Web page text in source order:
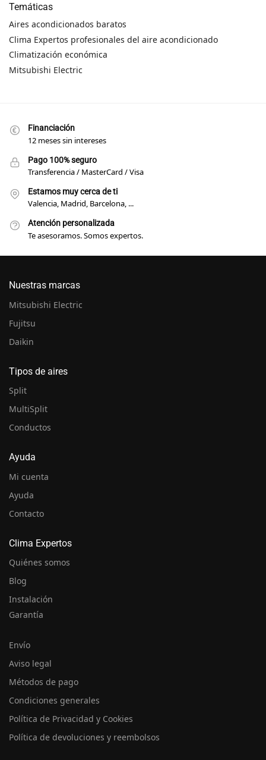
Temáticas
Aires acondicionados baratos
Clima Expertos profesionales del aire acondicionado
Climatización económica
Mitsubishi Electric
Financiación
12 meses sin intereses
Pago 100% seguro
Transferencia / MasterCard / Visa
Estamos muy cerca de ti
Valencia, Madrid, Barcelona, ...
Atención personalizada
Te asesoramos. Somos expertos.
Nuestras marcas
Mitsubishi Electric
Fujitsu
Daikin
Tipos de aires
Split
MultiSplit
Conductos
Ayuda
Mi cuenta
Ayuda
Contacto
Clima Expertos
Quiénes somos
Blog
Instalación
Garantía
Envío
Aviso legal
Métodos de pago
Condiciones generales
Política de Privacidad y Cookies
Política de devoluciones y reembolsos